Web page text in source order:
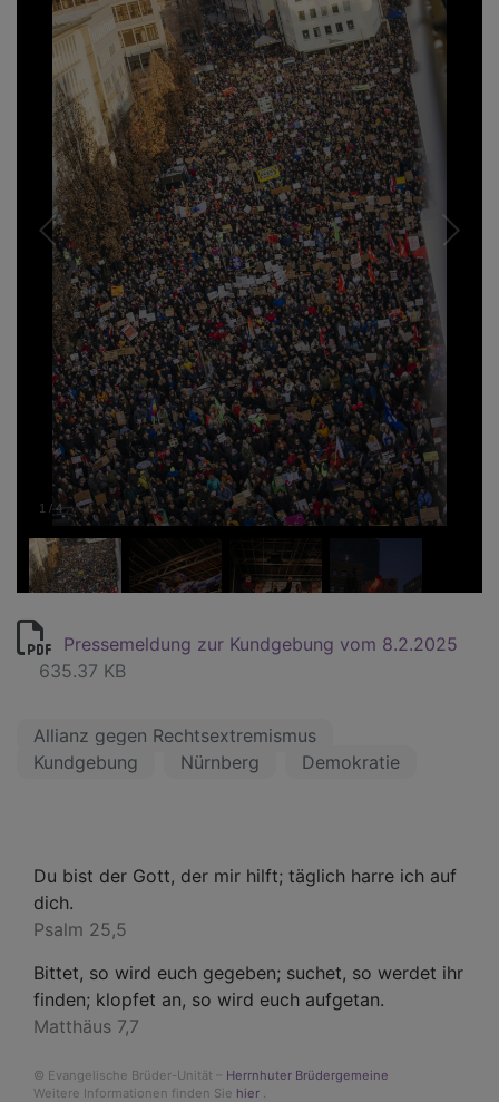
1 / 4
Pressemeldung zur Kundgebung vom 8.2.2025
635.37 KB
Allianz gegen Rechtsextremismus
Kundgebung
Nürnberg Demokratie
Du bist der Gott, der mir hilft; täglich harre ich auf
dich.
Psalm 25,5
Bittet, so wird euch gegeben; suchet, so werdet ihr
finden; klopfet an, so wird euch aufgetan.
Matthäus 7,7
© Evangelische Brüder-Unität – Herrnhuter Brüdergemeine
Weitere Informationen finden Sie hier